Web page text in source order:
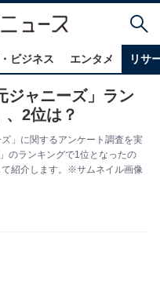
ビジネス エンタメ リサ
ジャニーズ」ラン
2位は？
」に関するアンケート調査を実
のランキングで1位となったの
紹介します。※サムネイル画像